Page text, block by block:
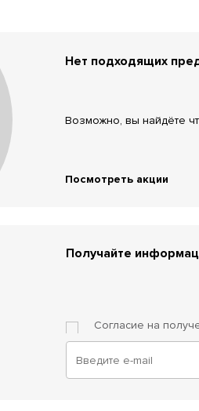
Нет подходящих
Возможно, вы найдёте
Посмотреть акции
Получайте
Согласие на